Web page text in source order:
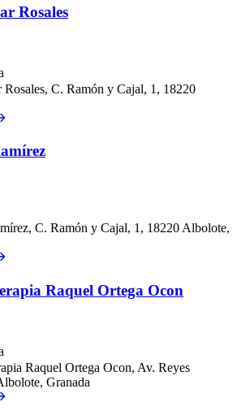
Rosales
Rosales, C. Ramón y Cajal, 1, 18220
C. Ramón y Cajal, 1, 18220 Albolote,
Raquel Ortega Ocon
Raquel Ortega Ocon, Av. Reyes
Granada